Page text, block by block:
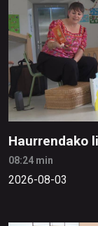
Haurrendako
08:24 min
2026-08-03